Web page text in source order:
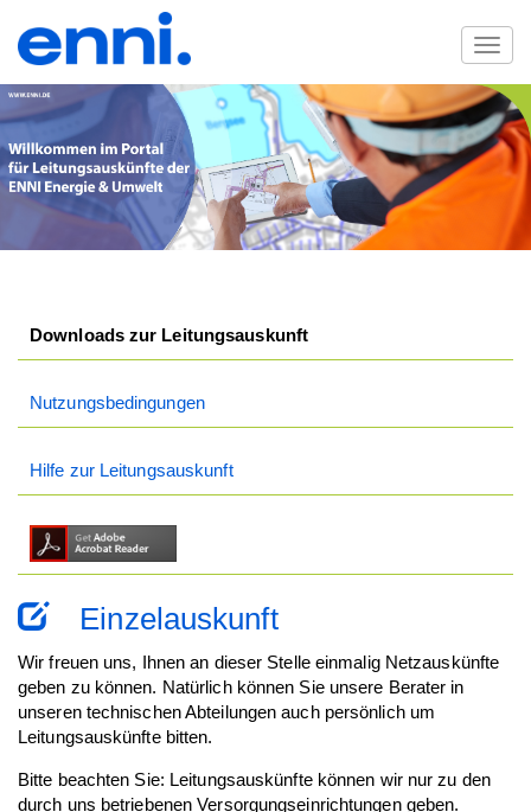
Downloads zur Leitungsauskunft
Nutzungsbedingungen
Hilfe zur Leitungsauskunft
Einzelauskunft
Wir freuen uns, Ihnen an dieser Stelle einmalig Netzauskünfte
geben zu können. Natürlich können Sie unsere Berater in
unseren technischen Abteilungen auch persönlich um
Leitungsauskünfte bitten.
Bitte beachten Sie: Leitungsauskünfte können wir nur zu den
durch uns betriebenen Versorgungseinrichtungen geben.